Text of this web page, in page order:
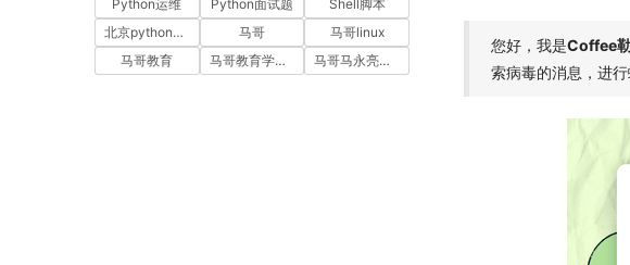
您好，我是Coffee
索病毒的消息，进
Python运维
Python面试题
Shell脚本
北京python培训
马哥
马哥linux
马哥教育
马哥教育学员故事 马哥马永亮，马哥linux讲师，马哥教育ceo